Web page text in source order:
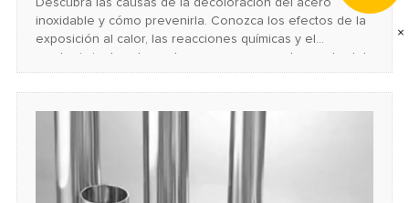
×
Descubra las causas de la decoloración del acero
inoxidable y cómo prevenirla. Conozca los efectos de la
exposición al calor, las reacciones químicas y el
mantenimiento adecuado para conservar el aspecto del
acero inoxidable. ¿Necesita tuberías de acero inoxidable
de alta calidad? ¡Contáctenos hoy mismo!